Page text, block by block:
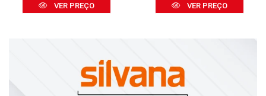
VER PREÇO VER PREÇO